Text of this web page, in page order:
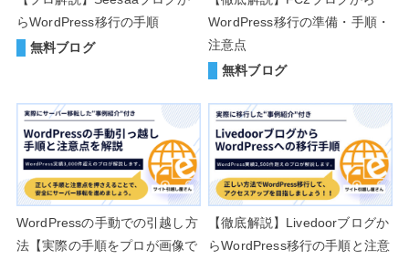
らWordPress移行の手順
無料ブログ
WordPress移行の準備・手順・
注意点
無料ブログ
WordPressの手動での引越し方
法【実際の手順をプロが画像で
【徹底解説】Livedoorブログか
らWordPress移行の手順と注意